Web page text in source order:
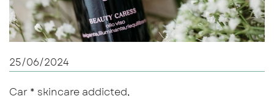
25/06/2024
Car * skincare addicted,